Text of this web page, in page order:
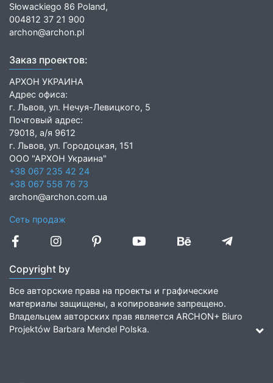
Słowackiego 86 Poland,
004812 37 21 900
archon@archon.pl
Заказ проектов:
АРХОН УКРАИНА
Адрес офиса:
г. Львов, ул. Нечуя-Левицкого, 5
Почтовый адрес:
79018, а/я 9612
г. Львов, ул. Городоцкая, 151
ООО "АРХОН Украина"
+38 067 235 42 24
+38 067 558 76 73
archon@archon.com.ua
Сеть продаж
Copyright by
Все авторские права на проекты и графические
материалы защищены, а копирование запрещено.
Владельцем авторских прав является ARCHON+ Biuro
Projektów Barbara Mendel Polska.